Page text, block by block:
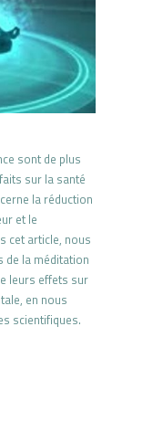
sont de plus
sur la santé
la réduction
et le
cet article, nous
de la méditation
leurs effets sur
en nous
scientifiques.